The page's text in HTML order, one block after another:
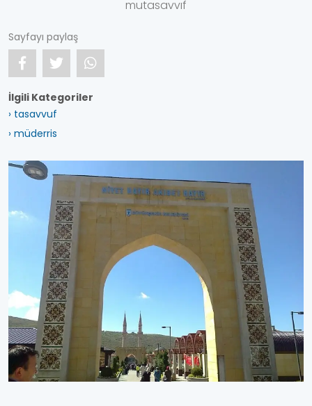
mutasavvıf
Sayfayı paylaş
İlgili Kategoriler
› tasavvuf
› müderris